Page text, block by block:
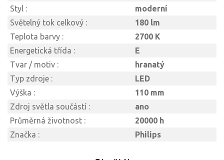
Styl :
moderní
Světelný tok celkový :
180 lm
Teplota barvy :
2700 K
Energetická třída :
E
Tvar / motiv :
hranatý
Typ zdroje :
LED
Výška :
110 mm
Zdroj světla součástí :
ano
Průměrná životnost :
20000 h
Značka :
Philips